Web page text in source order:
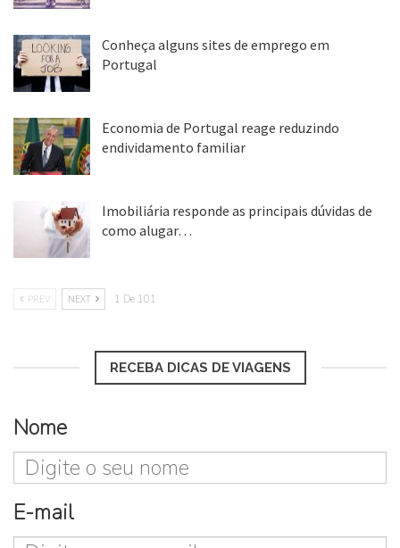
Conheça alguns sites de emprego em
Portugal
Economia de Portugal reage reduzindo
endividamento familiar
Imobiliária responde as principais dúvidas de
como alugar…
PREV NEXT 1 De 101
RECEBA DICAS DE VIAGENS
Nome
E-mail